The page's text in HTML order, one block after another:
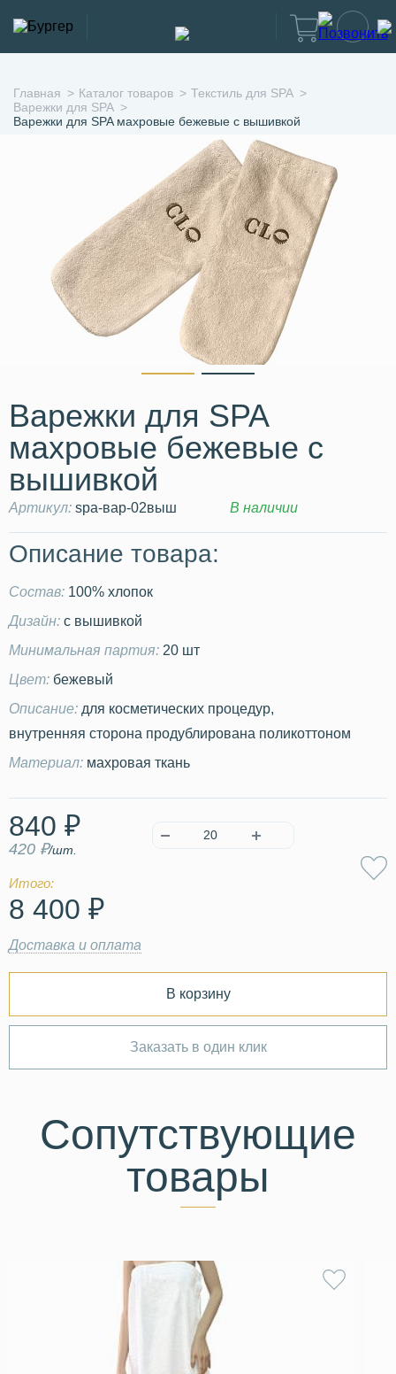
Главная Каталог товаров
Текстиль для SPA
Варежки для SPA
Варежки для SPA махровые бежевые с вышивкой
Варежки для SPA
махровые бежевые с
вышивкой
Артикул: spa-вар-02выш В наличии
Описание товара:
Состав: 100% хлопок
Дизайн: с вышивкой
Минимальная партия: 20 шт
Цвет: бежевый
Описание: для косметических процедур,
внутренняя сторона продублирована поликоттоном
Материал: махровая ткань
840 ₽
420 ₽/шт.
Итого:
8 400 ₽
Доставка и оплата
В корзину
Заказать в один клик
Сопутствующие
товары